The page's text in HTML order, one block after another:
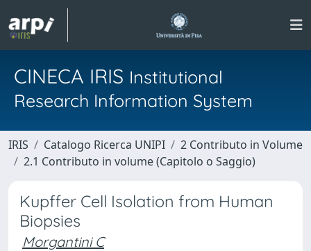
CINECA IRIS Institutional
Research Information System
IRIS Catalogo Ricerca UNIPI
2 Contributo in Volume
2.1 Contributo in volume (Capitolo o Saggio)
Kupffer Cell Isolation from Human
Biopsies
Morgantini C